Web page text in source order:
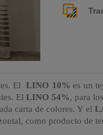
El LINO 10% es un
ElLINO 54%, para
carta de colores. Y el
como producto de